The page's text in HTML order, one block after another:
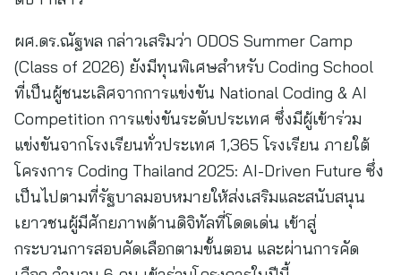
ผศ.ดร.ณัฐพล กล่าวเสริมว่า ODOS Summer Camp
(Class of 2026) ยังมีทุนพิเศษสำหรับ Coding School
ที่เป็นผู้ชนะเลิศจากการแข่งขัน National Coding & AI
Competition การแข่งขันระดับประเทศ ซึ่งมีผู้เข้าร่วม
แข่งขันจากโรงเรียนทั่วประเทศ 1,365 โรงเรียน ภายใต้
โครงการ Coding Thailand 2025: AI-Driven Future ซึ่ง
เป็นไปตามที่รัฐบาลมอบหมายให้ส่งเสริมและสนับสนุน
เยาวชนผู้มีศักยภาพด้านดิจิทัลที่โดดเด่น เข้าสู่
กระบวนการสอบคัดเลือกตามขั้นตอน และผ่านการคัด